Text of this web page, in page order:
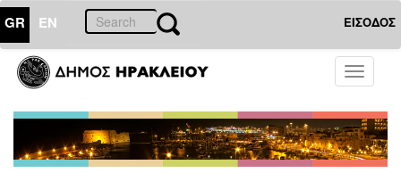
GR EN ΕΙΣΟΔΟΣ
Toggle
ΔΗΜΟΣ
Δελτία
Τύπου
Αρχείο